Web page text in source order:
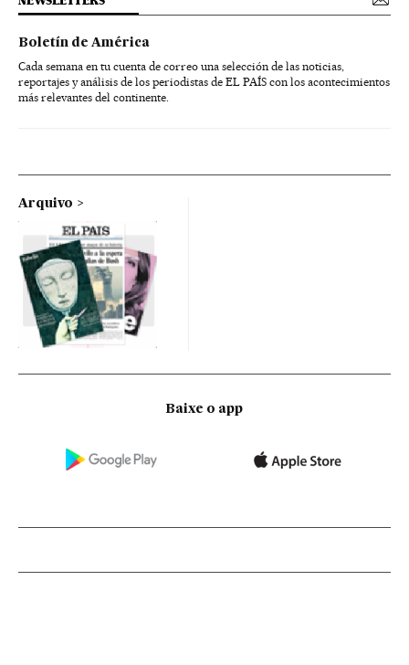
Boletín de América
Cada semana en tu cuenta de correo una selección de las noticias,
reportajes y análisis de los periodistas de EL PAÍS con los acontecimientos
más relevantes del continente.
Arquivo
Baixe o app